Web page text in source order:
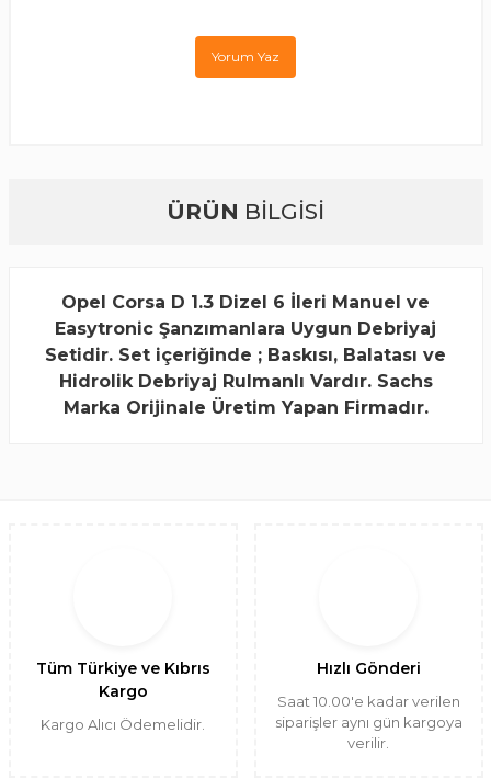
Yorum Yaz
ÜRÜN BİLGİSİ
Opel Corsa D 1.3 Dizel 6 İleri Manuel ve
Easytronic Şanzımanlara Uygun Debriyaj
Setidir. Set içeriğinde ; Baskısı, Balatası ve
Hidrolik Debriyaj Rulmanlı Vardır. Sachs
Marka Orijinale Üretim Yapan Firmadır.
Tüm Türkiye ve Kıbrıs
Kargo
Kargo Alıcı Ödemelidir.
Hızlı Gönderi
Saat 10.00'e kadar verilen
siparişler aynı gün kargoya
verilir.